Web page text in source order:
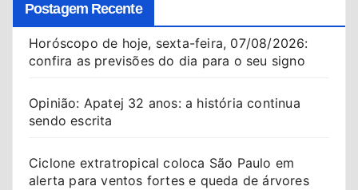
Postagem Recente
Horóscopo de hoje, sexta-feira, 07/08/2026:
confira as previsões do dia para o seu signo
Opinião: Apatej 32 anos: a história continua
sendo escrita
Ciclone extratropical coloca São Paulo em
alerta para ventos fortes e queda de árvores